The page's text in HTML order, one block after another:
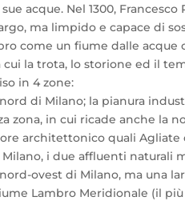
acque. Nel 1300,
ma limpido e capace di
come un fiume dalle
la trota, lo storione ed il
in 4 zone:
di Milano; la pianura
zona, in cui ricade anche la
architettonico quali Agliate
i due affluenti naturali
nord-ovest di Milano, ma
Lambro Meridionale (il